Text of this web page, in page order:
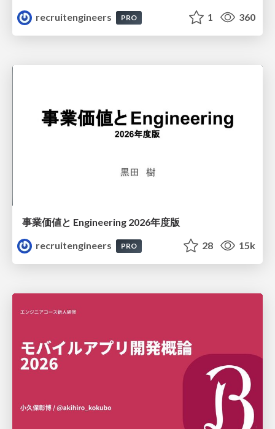
recruitengineers
PRO 1 360
事業価値と Engineering 2026年度版
recruitengineers
PRO 28 15k